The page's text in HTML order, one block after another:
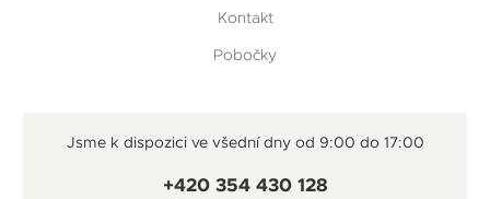
Kontakt
Pobočky
Jsme k dispozici ve všední dny od 9:00 do 17:00
+420 354 430 128